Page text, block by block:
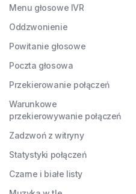
Menu głosowe IVR
Oddzwonienie
Powitanie głosowe
Poczta głosowa
Przekierowanie połączeń
Warunkowe
przekierowywanie połączeń
Zadzwoń z witryny
Statystyki połączeń
Czarne i białe listy